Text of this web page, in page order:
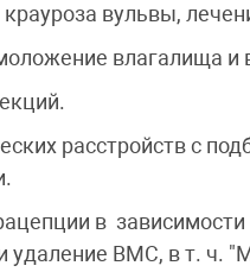
вульвы,
влагалища и
расстройств с
в
удаление ВМС, в т. ч.